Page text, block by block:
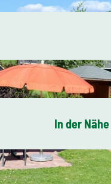
In der Nähe